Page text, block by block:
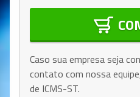
Caso sua empresa seja
contato com nossa
de ICMS-ST.